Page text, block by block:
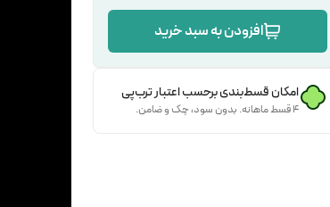
افزودن به سبد خرید
امکان قسط‌بندی برحسب اعتبار ترب‌پی
۴ قسط ماهانه. بدون سود، چک و ضامن.